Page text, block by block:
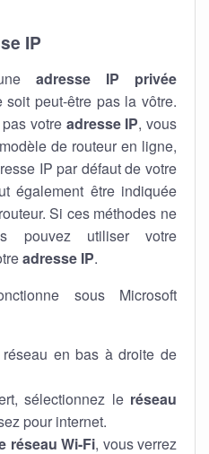
IP
adresse IP privée
peut-être pas la vôtre.
votre adresse IP, vous
de routeur en ligne,
IP par défaut de votre
également être indiquée
Si ces méthodes ne
pouvez utiliser votre
adresse IP.
sous Microsoft
en bas à droite de
sélectionnez le réseau
pour internet.
réseau Wi-Fi, vous verrez